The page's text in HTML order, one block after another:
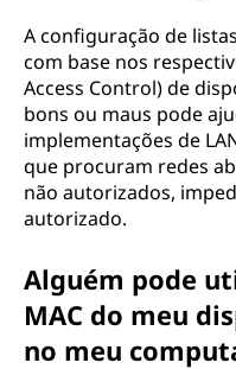
A configuração de
com base nos
Access Control) de
bons ou maus pode
implementações de
que procuram redes
não autorizados,
autorizado.
Alguém pode
MAC do meu
no meu